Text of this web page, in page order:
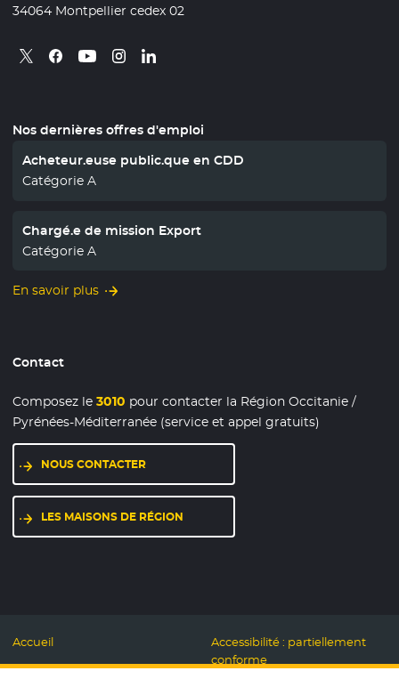
34064 Montpellier cedex 02
Retrouvez nous sur X
- Nouvelle fenêtre
Retrouvez nous sur Facebook
- Nouvelle fenêtre
Retrouvez nous sur Youtube
- Nouvelle fenêtre
Retrouvez nous sur Instagram
- Nouvelle fenêtre
Retrouvez nous sur Linkedin
- Nouvelle fenêtre
Nos dernières offres d'emploi
Acheteur.euse public.que en CDD
Catégorie A
Chargé.e de mission Export
Catégorie A
En savoir plus
Contact
Composez le3010 pour contacter la Région Occitanie /
Pyrénées-Méditerranée (service et appel gratuits)
NOUS CONTACTER
LES MAISONS DE RÉGION
Accueil
Mentions légales
Accessibilité : partiellement
conforme